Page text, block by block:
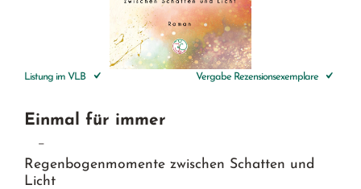
Listung im VLB Vergabe Rezensionsexemplare
Einmal für immer
–
Regenbogenmomente zwischen Schatten und
Licht